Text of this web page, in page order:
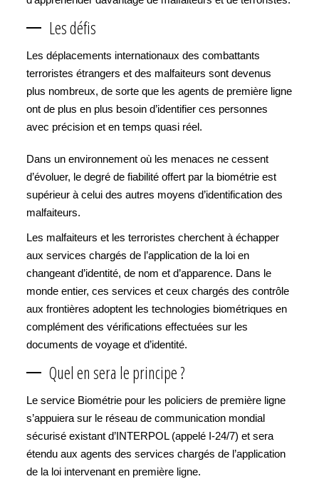
Les défis
Les déplacements internationaux des combattants
terroristes étrangers et des malfaiteurs sont devenus
plus nombreux, de sorte que les agents de première ligne
ont de plus en plus besoin d’identifier ces personnes
avec précision et en temps quasi réel.
Dans un environnement où les menaces ne cessent
d’évoluer, le degré de fiabilité offert par la biométrie est
supérieur à celui des autres moyens d’identification des
malfaiteurs.
Les malfaiteurs et les terroristes cherchent à échapper
aux services chargés de l’application de la loi en
changeant d’identité, de nom et d’apparence. Dans le
monde entier, ces services et ceux chargés des contrôle
aux frontières adoptent les technologies biométriques en
complément des vérifications effectuées sur les
documents de voyage et d’identité.
Quel en sera le principe ?
Le service Biométrie pour les policiers de première ligne
s’appuiera sur le réseau de communication mondial
sécurisé existant d’INTERPOL (appelé I-24/7) et sera
étendu aux agents des services chargés de l’application
de la loi intervenant en première ligne.